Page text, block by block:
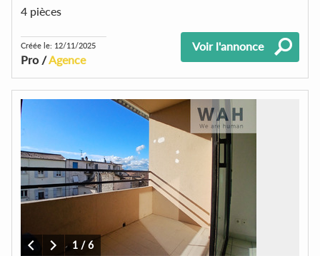
4 pièces
Créée le: 12/11/2025
Pro /Agence
Voir l'annonce
1 /6